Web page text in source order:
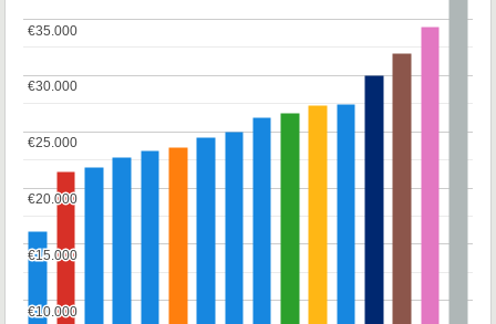
€10.000
€10.000
€15.000
€15.000
€20.000
€20.000
€25.000
€25.000
€30.000
€30.000
€35.000
€35.000